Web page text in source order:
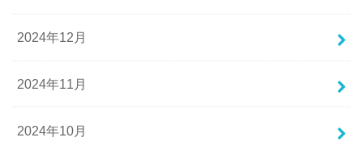
2024年12月
2024年11月
2024年10月